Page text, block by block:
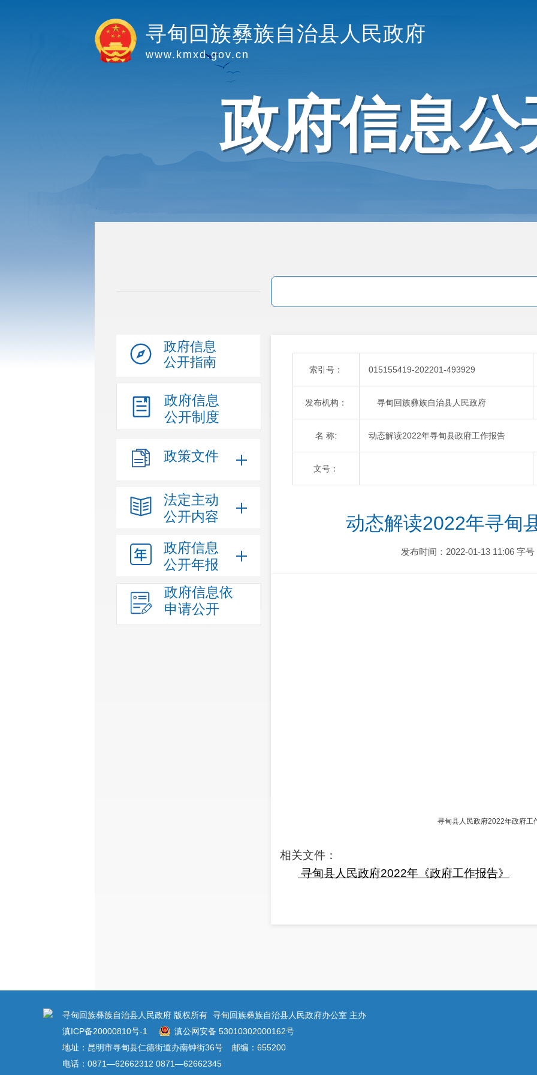
寻甸回族彝族自治县人民政府
www.kmxd.gov.cn
政府信息公
政府信息
公开指南
政府信息
公开制度
政策文件
法定主动
公开内容
政府信息
公开年报
政府信息依
申请公开
索引号： 015155419-202201-493929
发布机构： 寻甸回族彝族自治县人民政府
名 称: 动态解读2022年寻甸县政府工作报告
文号：
动态解读2022年寻甸
发布时间：2022-01-13 11:06 字号
寻甸县人民政府2022年政府工
相关文件：
寻甸县人民政府2022年《政府工作报告》
寻甸回族彝族自治县人民政府 版权所有 寻甸回族彝族自治县人民政府办公室 主办
滇ICP备20000810号-1
滇公网安备 53010302000162号
地址：昆明市寻甸县仁德街道办南钟街36号
邮编：655200
电话：0871—62662312 0871—62662345